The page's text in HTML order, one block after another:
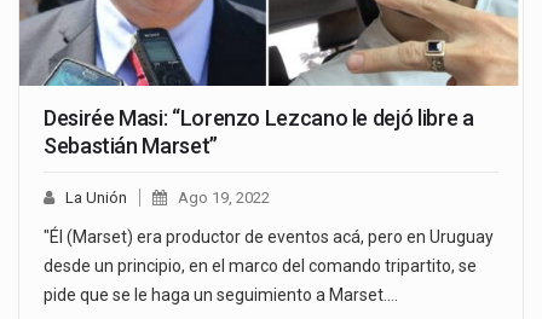
Desirée Masi: “Lorenzo Lezcano le dejó libre a
Sebastián Marset”
La Unión Ago 19, 2022
"Él (Marset) era productor de eventos acá, pero en Uruguay
desde un principio, en el marco del comando tripartito, se
pide que se le haga un seguimiento a Marset.…